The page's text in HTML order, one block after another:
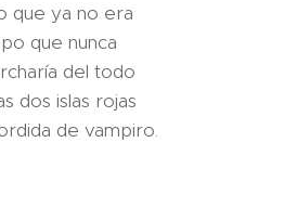
que ya no era
que nunca
del todo
dos islas rojas
de vampiro.